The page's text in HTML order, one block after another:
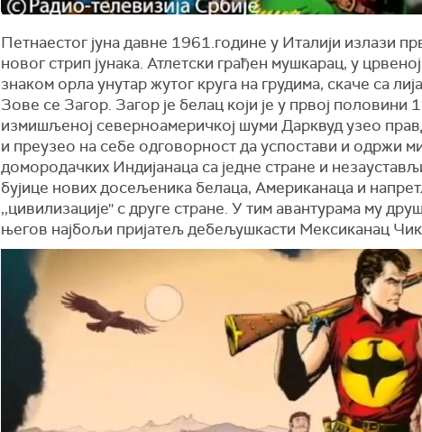
Петнаестог јуна давне 1961.године у Италији излази
новог стрип јунака. Атлетски грађен мушкарац, у
знаком орла унутар жутог круга на грудима, скаче са
Зове се Загор. Загор је белац који је у првој половини
измишљеној северноамеричкој шуми Дарквуд узео
и преузео на себе одговорност да успостави и одржи
домородачких Индијанаца са једне стране и
бујице нових досељеника белаца, Американаца и
,,цивилизације'' с друге стране. У тим авантурама му
његов најбољи пријатељ дебељушкасти Мексиканац